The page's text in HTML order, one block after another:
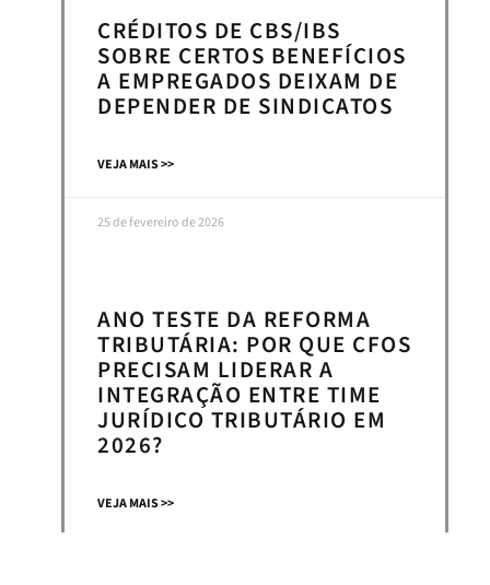
CRÉDITOS DE CBS/IBS
SOBRE CERTOS BENEFÍCIOS
A EMPREGADOS DEIXAM DE
DEPENDER DE SINDICATOS
VEJA MAIS >>
25 de fevereiro de 2026
ANO TESTE DA REFORMA
TRIBUTÁRIA: POR QUE CFOS
PRECISAM LIDERAR A
INTEGRAÇÃO ENTRE TIME
JURÍDICO TRIBUTÁRIO EM
2026?
VEJA MAIS >>